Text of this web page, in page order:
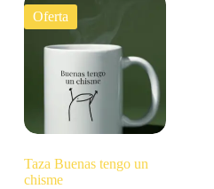
Oferta
Taza Buenas tengo un
chisme